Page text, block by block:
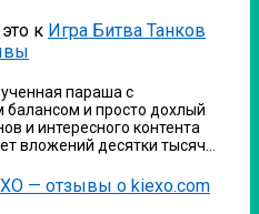
к Игра Битва Танков
параша с
и просто дохлый
и интересного контента
вложений десятки тысяч…
— отзывы о kiexo.com